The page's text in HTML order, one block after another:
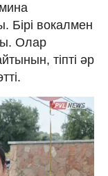
Бірі вокалмен
Олар
тіпті әр